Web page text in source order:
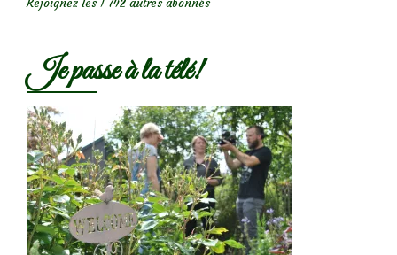
Rejoignez les 1 742 autres abonnés
Je passe à la télé!